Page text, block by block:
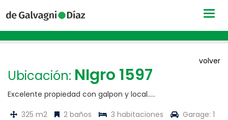
volver
Ubicación: NIgro 1597
Excelente propiedad con galpon y local.....
325 m2
2 baños 3 habitaciones Garage: 1